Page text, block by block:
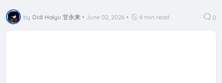
by Didi Haiyu 甘永来 • June 02, 2026 • 4 min read 0